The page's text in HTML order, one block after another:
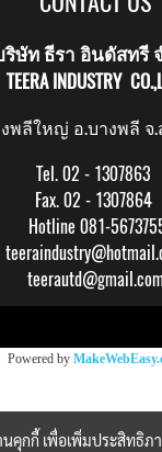
ริษัท ธีรา อินดัสทรี
TEERA INDUSTRY
พลีใหญ่ อ.บางพลี จ.
Tel. 02 - 1307863
Fax. 02 - 1307864
Hotline 081-
teerautd@gmail.com
Powered by
นคุกกี้ เพื่อเพิ่มประสิทธิ